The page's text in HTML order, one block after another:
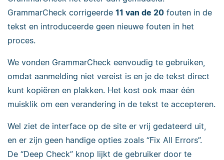
GrammarCheck corrigeerde 11 van de 20 fouten in de
tekst en introduceerde geen nieuwe fouten in het
proces.
We vonden GrammarCheck eenvoudig te gebruiken,
omdat aanmelding niet vereist is en je de tekst direct
kunt kopiëren en plakken. Het kost ook maar één
muisklik om een verandering in de tekst te accepteren.
Wel ziet de interface op de site er vrij gedateerd uit,
en er zijn geen handige opties zoals “Fix All Errors”.
De “Deep Check” knop lijkt de gebruiker door te